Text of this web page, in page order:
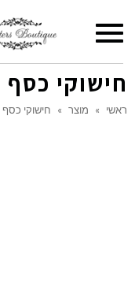
תפריט
חישוקי כסף 925
ראשי » מוצר » חישוקי כסף 925